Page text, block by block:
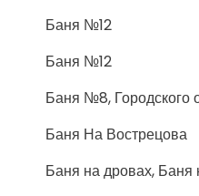
Баня №12
Баня №12
Баня №8, Городского
Баня На Вострецова
Баня на дровах, Баня